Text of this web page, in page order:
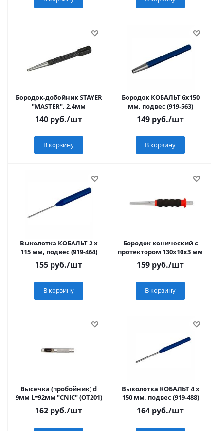
Бородок-добойник STAYER
"MASTER", 2,4мм
140 руб./шт
В корзину
Бородок КОБАЛЬТ 6х150
мм, подвес (919-563)
149 руб./шт
В корзину
Выколотка КОБАЛЬТ 2 х
115 мм, подвес (919-464)
155 руб./шт
В корзину
Бородок конический с
протектором 130х10х3 мм
159 руб./шт
В корзину
Высечка (пробойник) d
9мм L=92мм "CNIC" (ОТ201)
162 руб./шт
Выколотка КОБАЛЬТ 4 х
150 мм, подвес (919-488)
164 руб./шт